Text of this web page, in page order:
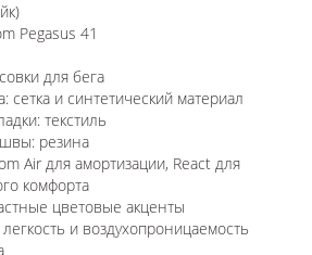
Pegasus 41
для бега
сетка и синтетический материал
текстиль
резина
Air для амортизации, React для
комфорта
цветовые акценты
и воздухопроницаемость